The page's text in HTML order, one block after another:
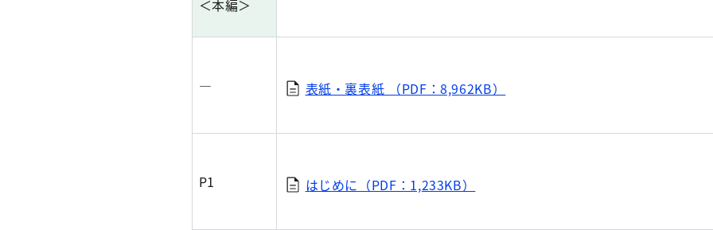
＜本編＞
― 表紙・裏表紙 （PDF：8,962KB）
P1 はじめに（PDF：1,233KB）